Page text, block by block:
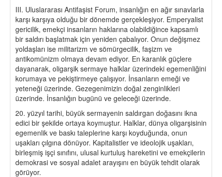
III. Uluslararası Antifaşist Forum, insanlığın en ağır sınavlarla
karşı karşıya olduğu bir dönemde gerçekleşiyor. Emperyalist
gericilik, emekçi insanların haklarına olabildiğince kapsamlı
bir saldırı başlatmak için yeniden çabalıyor. Onun değişmez
yoldaşları ise militarizm ve sömürgecilik, faşizm ve
antikomünizm olmaya devam ediyor. En karanlık güçlere
dayanarak, oligarşik sermaye halklar üzerindeki egemenliğini
korumaya ve pekiştirmeye çalışıyor. İnsanların emeği ve
yeteneği üzerinde. Gezegenimizin doğal zenginlikleri
üzerinde. İnsanlığın bugünü ve geleceği üzerinde.
20. yüzyıl tarihi, büyük sermayenin saldırgan doğasını ikna
edici bir şekilde ortaya koymuştur. Halklar, dünya oligarşisinin
egemenlik ve baskı taleplerine karşı koyduğunda, onun
uşakları çılgına dönüyor. Kapitalistler ve ideolojik uşakları,
birleşmiş işçi sınıfını, ulusal kurtuluş hareketini ve emekçilerin
demokrasi ve sosyal adalet arayışını en büyük tehdit olarak
görüyor.